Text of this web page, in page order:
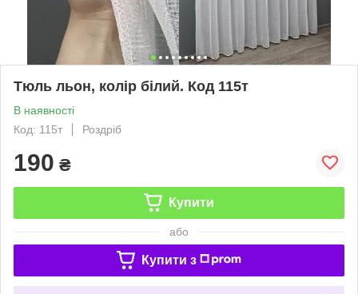
Тюль льон, колір білий. Код 115т
В наявності
Код: 115т
Роздріб
190 ₴
Купити
або
Купити з